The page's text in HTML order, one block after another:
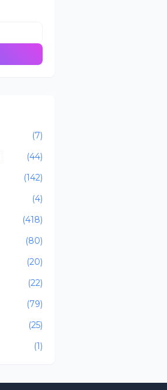
(7)
(44)
(142)
(4)
(418)
(80)
(20)
(22)
(79)
(25)
(1)